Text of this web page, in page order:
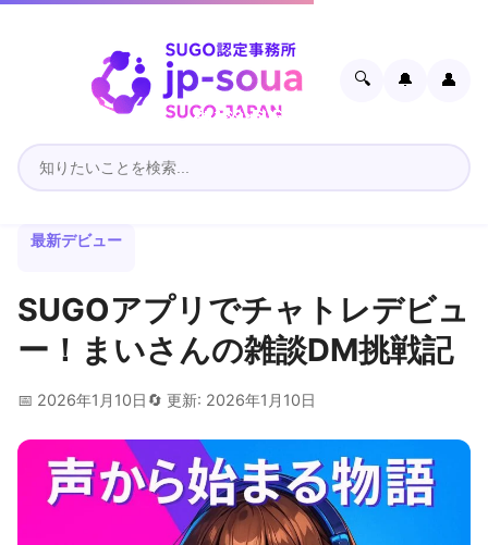
🔍 🔔 👤
最新デビュー
SUGOアプリでチャトレデビュ
ー！まいさんの雑談DM挑戦記
📅 2026年1月10日 🔄 更新: 2026年1月10日